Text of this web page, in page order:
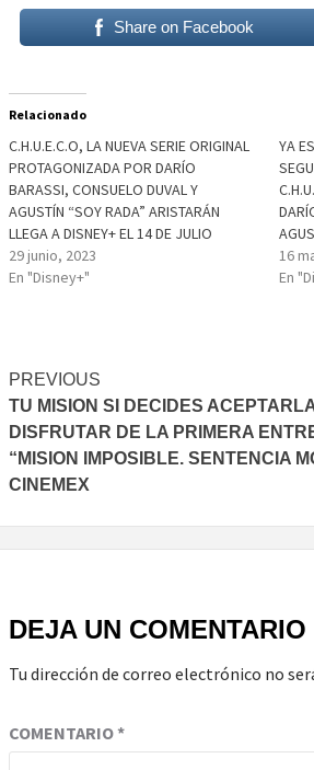
Share on Facebook
Relacionado
C.H.U.E.C.O, LA NUEVA SERIE ORIGINAL
PROTAGONIZADA POR DARÍO
BARASSI, CONSUELO DUVAL Y
AGUSTÍN “SOY RADA” ARISTARÁN
LLEGA A DISNEY+ EL 14 DE JULIO
29 junio, 2023
En "Disney+"
YA
16
En
Post
navigation
PREVIOUS
TU MISION SI DECIDES
DISFRUTAR DE LA PRIMERA
“MISION IMPOSIBLE. SENTENCIA
CINEMEX
DEJA UN COMENTARIO
Tu dirección de correo electrónico no
COMENTARIO*